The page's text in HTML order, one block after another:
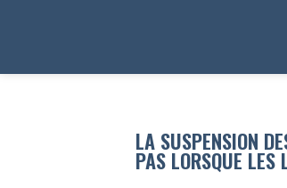
LA SUSPENSION
PAS LORSQUE